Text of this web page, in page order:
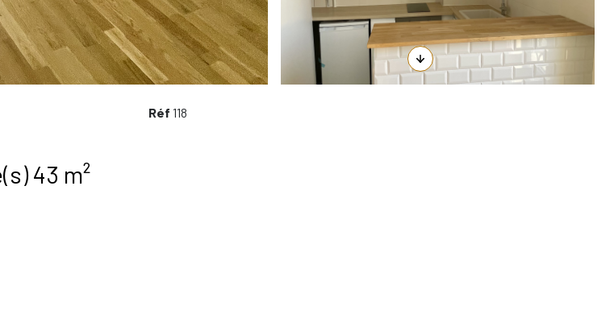
Appartement 3 pièce(s) 2 chambre(s) 43 m²
Réf 118